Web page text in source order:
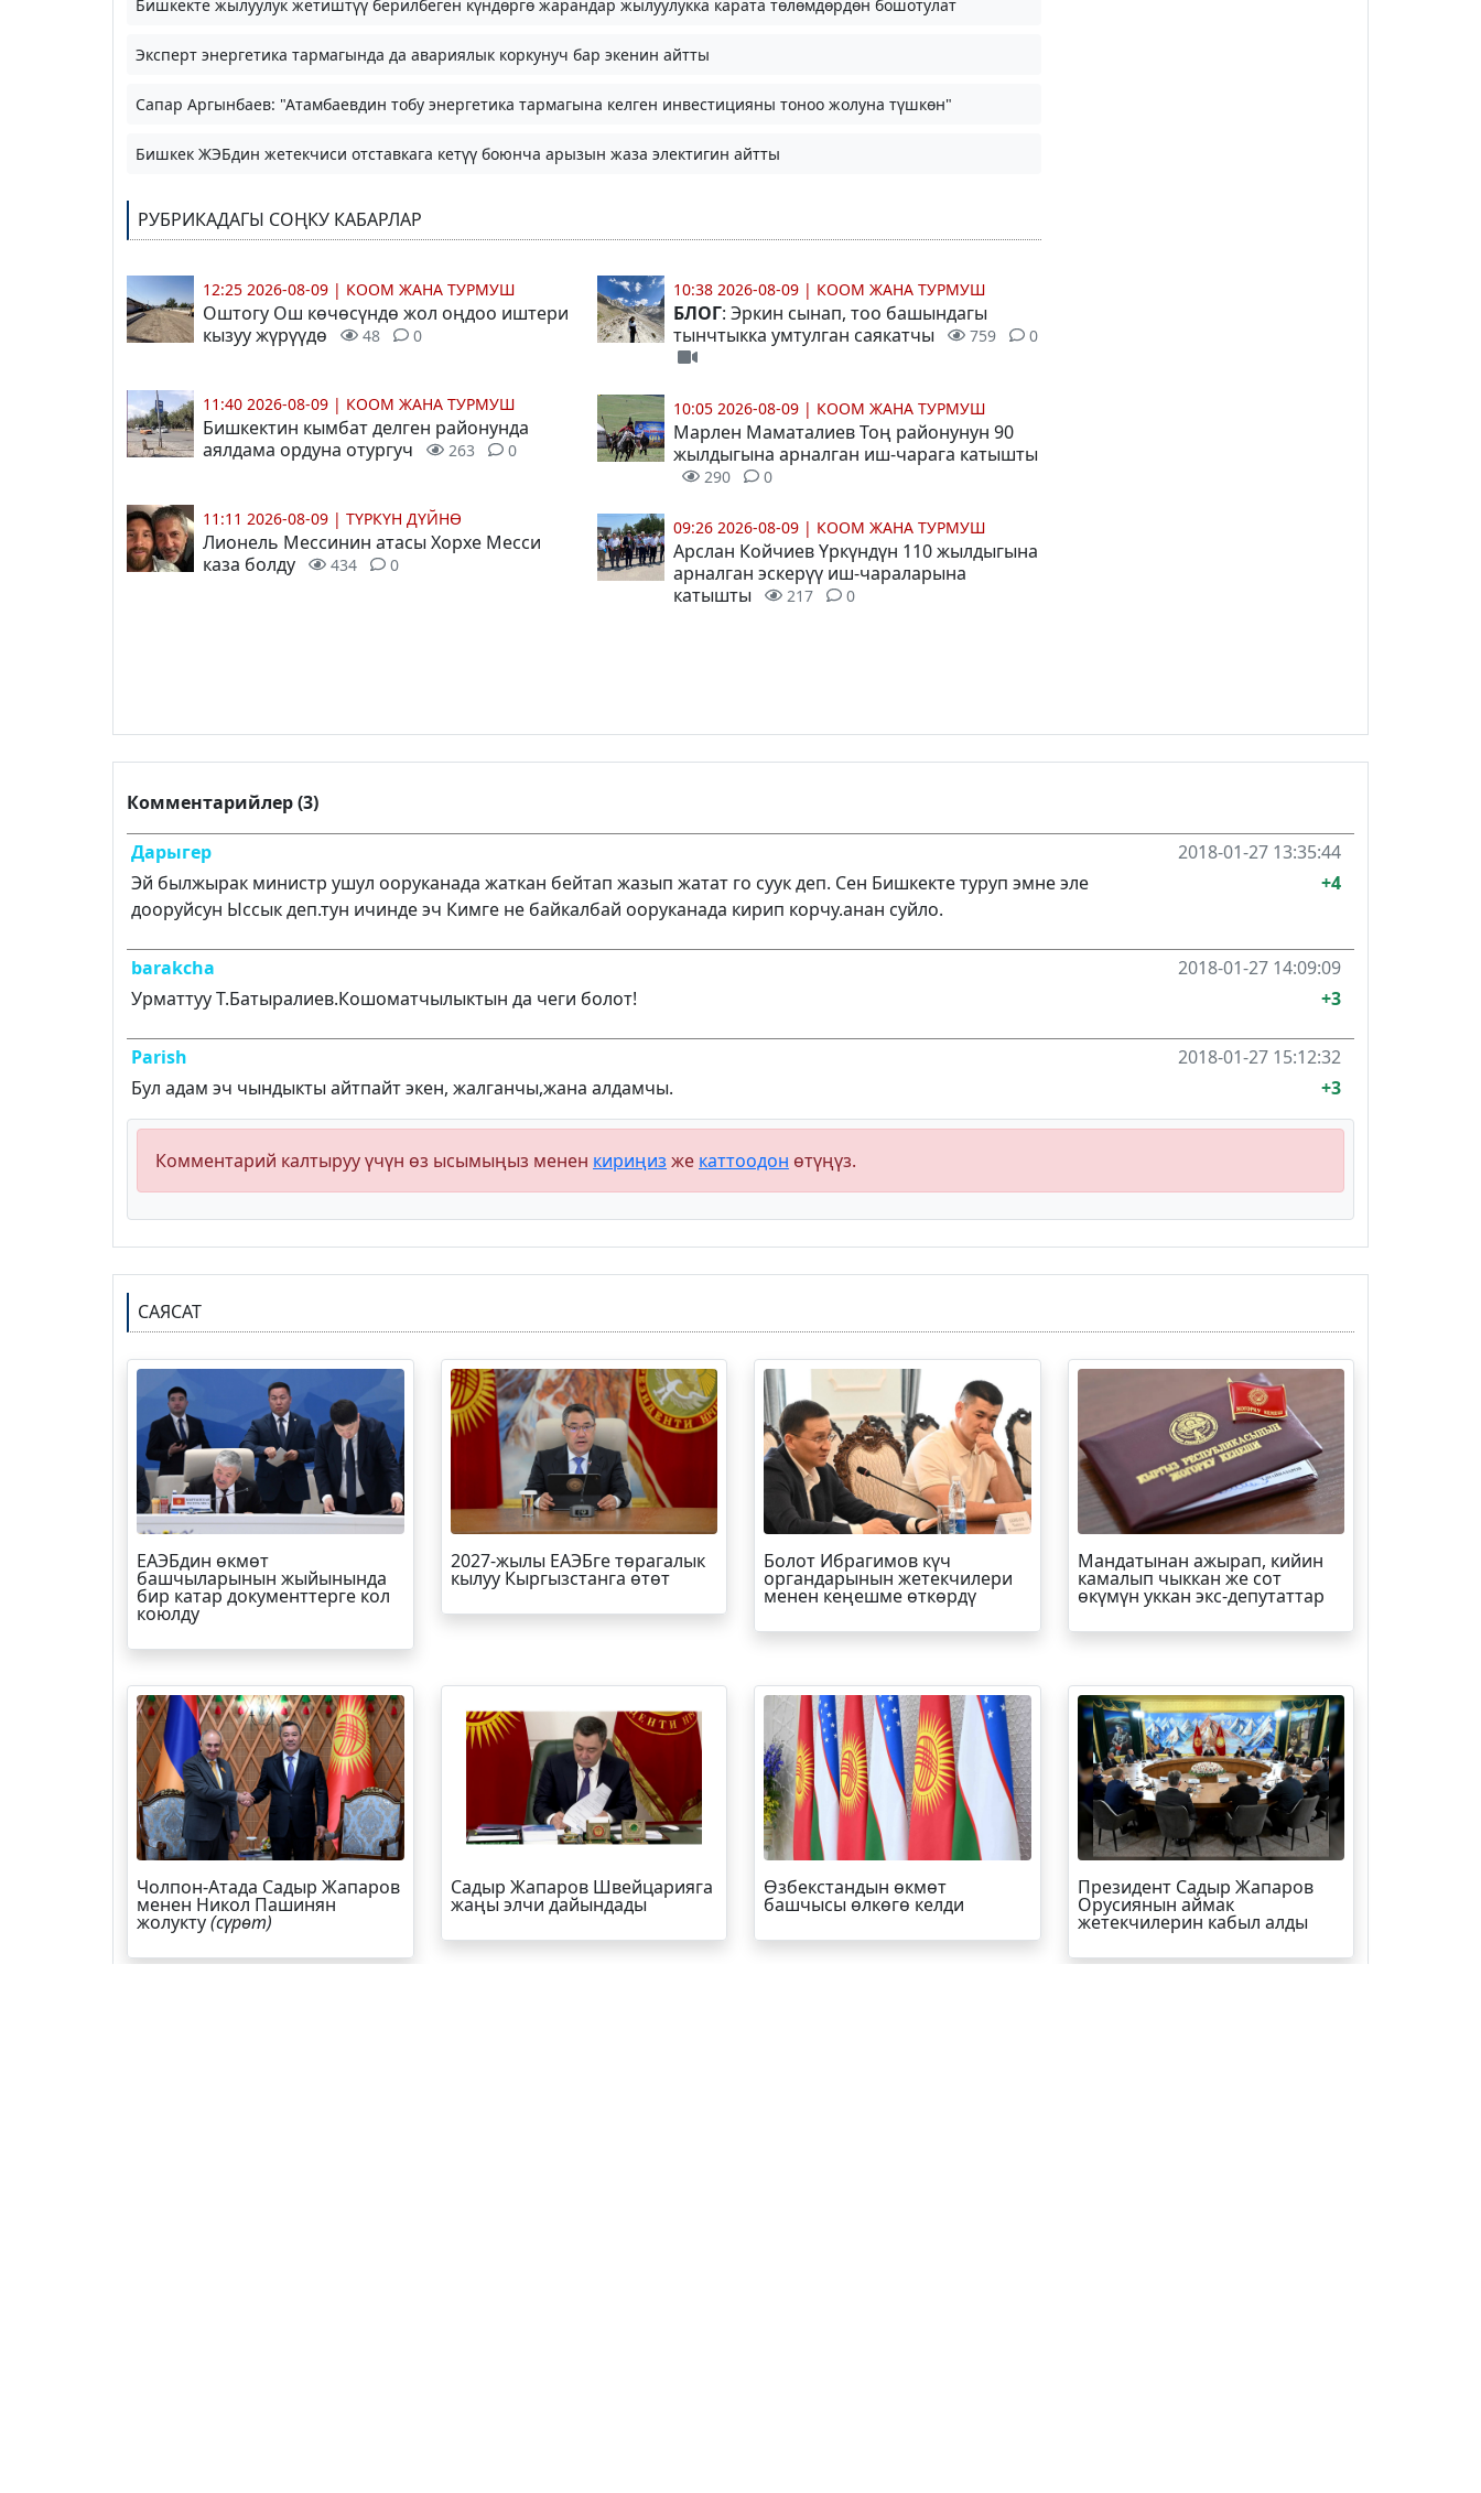
Бишкекте жылуулук жетиштүү берилбеген күндөргө жарандар жылуулукка карата төлөмдөрдөн бошотулат
Эксперт энергетика тармагында да авариялык коркунуч бар экенин айтты
Сапар Аргынбаев: "Атамбаевдин тобу энергетика тармагына келген инвестицияны тоноо жолуна түшкөн"
Бишкек ЖЭБдин жетекчиси отставкага кетүү боюнча арызын жаза электигин айтты
РУБРИКАДАГЫ СОҢКУ КАБАРЛАР
12:25 2026-08-09 | КООМ ЖАНА ТУРМУШ
Оштогу Ош көчөсүндө жол оңдоо иштери
кызуу жүрүүдө
48 0
11:40 2026-08-09 | КООМ ЖАНА ТУРМУШ
Бишкектин кымбат делген районунда
аялдама ордуна отургуч
263 0
11:11 2026-08-09 | ТҮРКҮН ДҮЙНӨ
Лионель Мессинин атасы Хорхе Месси
каза болду
434 0
10:38 2026-08-09 | КООМ ЖАНА ТУРМУШ
БЛОГ: Эркин сынап, тоо башындагы
тынчтыкка умтулган саякатчы
759 0
10:05 2026-08-09 | КООМ ЖАНА ТУРМУШ
Марлен Маматалиев Тоң районунун 90
жылдыгына арналган иш-чарага катышты
290 0
09:26 2026-08-09 | КООМ ЖАНА ТУРМУШ
Арслан Койчиев Үркүндүн 110 жылдыгына
арналган эскерүү иш-чараларына
катышты
217 0
Комментарийлер (3)
Дарыгер
2018-01-27 13:35:44
Эй былжырак министр ушул ооруканада жаткан бейтап жазып жатат го суук деп. Сен Бишкекте туруп эмне эле
дооруйсун Ыссык деп.тун ичинде эч Кимге не байкалбай ооруканада кирип корчу.анан суйло.
+4
barakcha
2018-01-27 14:09:09
Урматтуу Т.Батыралиев.Кошоматчылыктын да чеги болот!
+3
Parish
2018-01-27 15:12:32
Бул адам эч чындыкты айтпайт экен, жалганчы,жана алдамчы.
+3
Комментарий калтыруу үчүн өз ысымыңыз менен кириңиз же каттоодон өтүңүз.
САЯСАТ
ЕАЭБдин өкмөт
башчыларынын жыйынында
бир катар документтерге кол
коюлду
2027-жылы ЕАЭБге төрагалык
кылуу Кыргызстанга өтөт
Болот Ибрагимов күч
органдарынын жетекчилери
менен кеңешме өткөрдү
Мандатынан ажырап, кийин
камалып чыккан же сот
өкүмүн уккан экс-депутаттар
Чолпон-Атада Садыр Жапаров
менен Никол Пашинян
жолукту(сүрөт)
Садыр Жапаров Швейцарияга
жаңы элчи дайындады
Өзбекстандын өкмөт
башчысы өлкөгө келди
Президент Садыр Жапаров
Орусиянын аймак
жетекчилерин кабыл алды